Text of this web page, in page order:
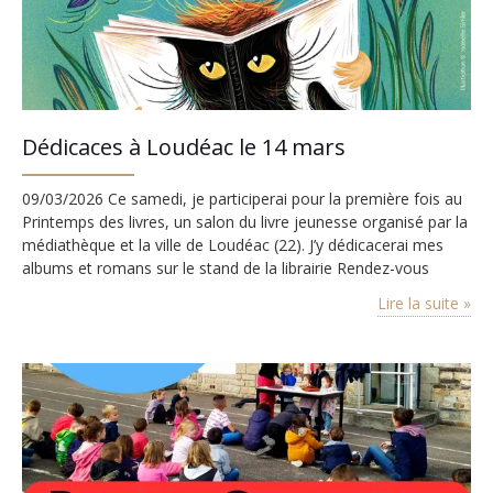
Dédicaces à Loudéac le 14 mars
09/03/2026 Ce samedi, je participerai pour la première fois au
Printemps des livres, un salon du livre jeunesse organisé par la
médiathèque et la ville de Loudéac (22). J’y dédicacerai mes
albums et romans sur le stand de la librairie Rendez-vous
Un grand merci aux libraires ainsi qu’à
Lire la suite »